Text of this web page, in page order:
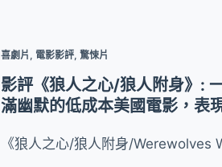
喜劇片 , 電影影評,驚悚片
影評《狼人之心/狼人附身》:
滿幽默的低成本美國電影，表
《狼人之心/狼人附身/Werewolves